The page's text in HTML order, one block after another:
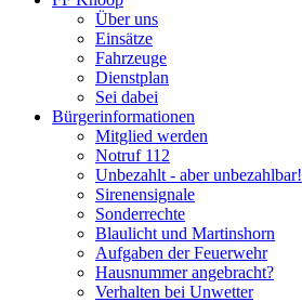
Über uns
Einsätze
Fahrzeuge
Dienstplan
Sei dabei
Bürgerinformationen
Mitglied werden
Notruf 112
Unbezahlt - aber unbezahlbar!
Sirenensignale
Sonderrechte
Blaulicht und Martinshorn
Aufgaben der Feuerwehr
Hausnummer angebracht?
Verhalten bei Unwetter